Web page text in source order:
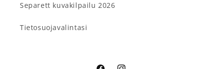
Separett kuvakilpailu 2026
Tietosuojavalintasi